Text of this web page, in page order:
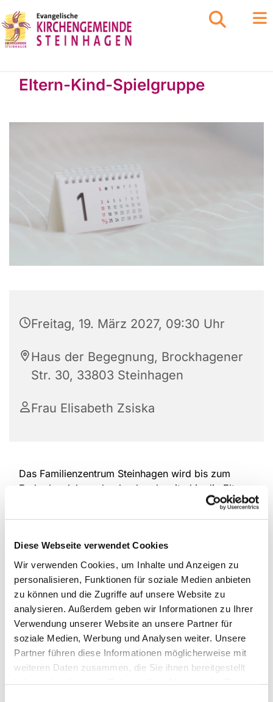
Diese Webseite verwendet Cookies
Wir verwenden Cookies, um Inhalte und Anzeigen zu
personalisieren, Funktionen für soziale Medien anbieten
zu können und die Zugriffe auf unsere Website zu
analysieren. Außerdem geben wir Informationen zu Ihrer
Verwendung unserer Website an unsere Partner für
soziale Medien, Werbung und Analysen weiter. Unsere
Partner führen diese Informationen möglicherweise mit
weiteren Daten zusammen, die Sie ihnen bereitgestellt
Eltern-Kind-Spielgruppe
Freitag, 19. März 2027, 09:30 Uhr
Haus der Begegnung, Brockhagener
Str. 30, 33803 Steinhagen
Frau Elisabeth Zsiska
Das Familienzentrum Steinhagen wird bis zum
Ende des Jahres durchgehend weiterhin die Eltern-
Kind-Spielgruppen in der Altersspanne von 6
Monaten bis ca. 2,5 Jahre am Freitag anbieten.
Eine Anmeldung ist notwendig, damit wir planen
Frau Elisabeth Zsiska, Tel.: 05204 / 88 82 13